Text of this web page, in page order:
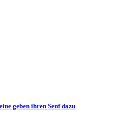
geben ihren Senf dazu